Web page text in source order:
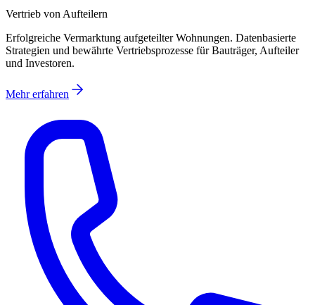
Vertrieb von Aufteilern
Erfolgreiche Vermarktung aufgeteilter Wohnungen. Datenbasierte
Strategien und bewährte Vertriebsprozesse für Bauträger, Aufteiler
und Investoren.
Mehr erfahren